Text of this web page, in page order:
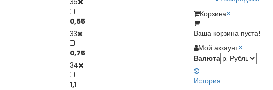
36
0,55
33
0,75
34
1,1
Корзина×
Ваша корзина пуста!
Мой аккаунт×
Валюта
История